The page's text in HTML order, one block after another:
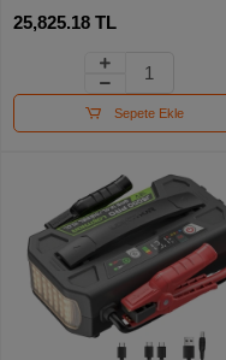
+ Led Lamba
25,825.18 TL
Sepete Ekle